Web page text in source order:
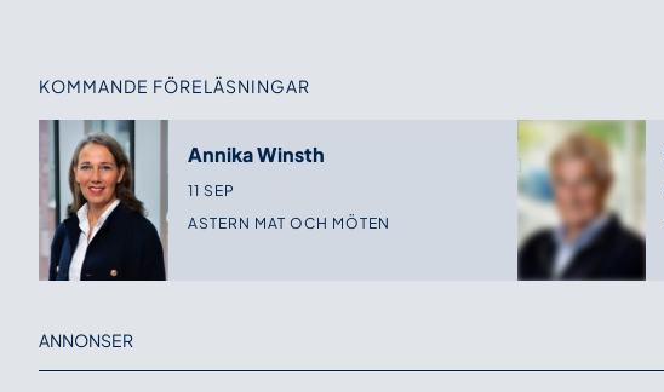
KOMMANDE FÖRELÄSNINGAR
Annika Winsth
11 SEP
ASTERN MAT OCH MÖTEN
ANNONSER